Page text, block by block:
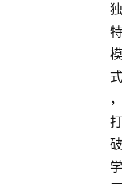
独
特
模
式
，
打
破
学